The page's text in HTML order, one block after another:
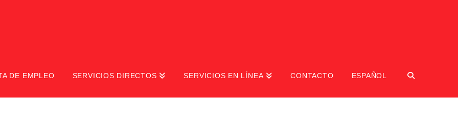
DE EMPLEO SERVICIOS DIRECTOS SERVICIOS EN LÍNEA CONTACTO ESPAÑOL